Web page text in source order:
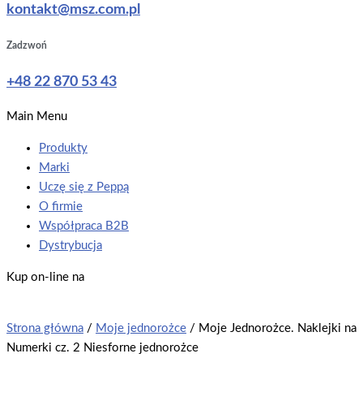
kontakt@msz.com.pl
Zadzwoń
+48 22 870 53 43
Main Menu
Produkty
Marki
Uczę się z Peppą
O firmie
Współpraca B2B
Dystrybucja
Kup on-line na
Strona główna / Moje jednorożce / Moje Jednorożce. Naklejki na
Numerki cz. 2 Niesforne jednorożce